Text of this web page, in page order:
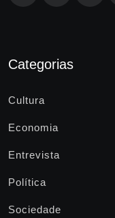
Categorias
Cultura
Economia
Entrevista
Política
Sociedade